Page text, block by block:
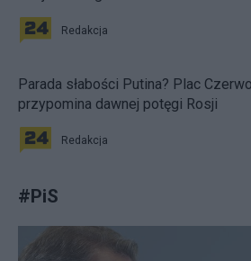
Redakcja
Parada słabości Putina? Plac
przypomina dawnej potęgi Rosji
Redakcja
#PiS